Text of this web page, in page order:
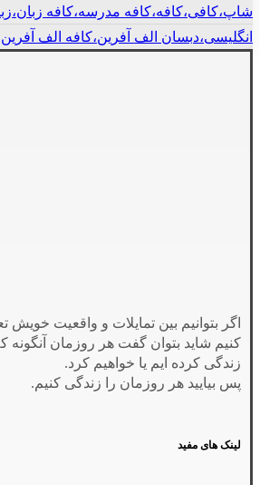
شاپ،کافی،کافه،کافه مدرسه،کافه
انگلیسی،دبسان الف آفرین،کافه الف آفرین
اگر بتوانیم بین تمایلات و واقعیت خویش
کنیم شاید بتوان گفت هر روزمان آنگونه
زندگی کرده ایم یا خواهیم کرد.
پس بیایید هر روزمان را زندگی کنیم.
لینک های مفید